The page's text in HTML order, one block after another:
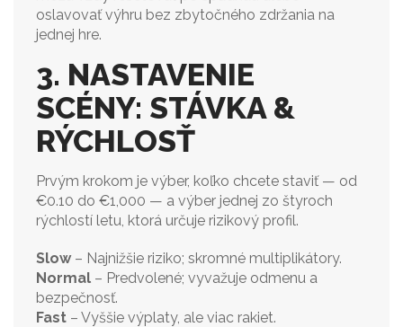
oslavovať výhru bez zbytočného zdržania na
jednej hre.
3. NASTAVENIE
SCÉNY: STÁVKA &
RÝCHLOSŤ
Prvým krokom je výber, koľko chcete staviť — od
€0.10 do €1,000 — a výber jednej zo štyroch
rýchlostí letu, ktorá určuje rizikový profil.
Slow– Najnižšie riziko; skromné multiplikátory.
Normal – Predvolené; vyvažuje odmenu a
bezpečnosť.
Fast – Vyššie výplaty, ale viac rakiet.